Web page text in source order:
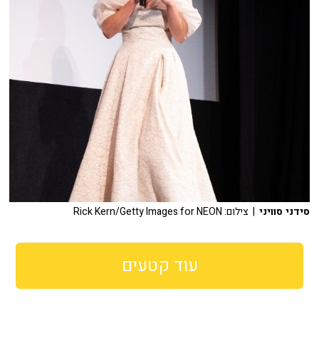
סידני סוויני | צילום: Rick Kern/Getty Images for NEON
עוד קטעים